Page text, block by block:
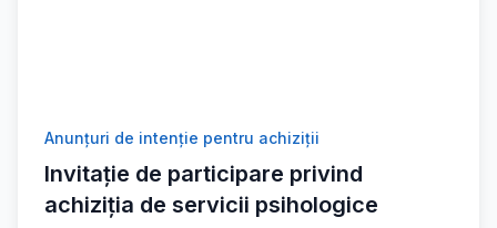
Anunțuri de intenție pentru achiziții
Invitație de participare privind
achiziția de servicii psihologice